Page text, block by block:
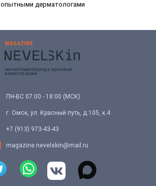
опытными дерматологами
г. Омск, ул. Красный путь, д.105, к.4
+7 (913) 973-43-43
magazine.nevelskin@mail.ru
ПН-ВС 07:00 - 18:00 (МСК)